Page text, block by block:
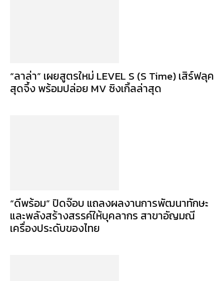
“ลาล่า” เผยสูตรใหม่ LEVEL S (S Time) เสิร์ฟลุค
สุดจึ้ง พร้อมปล่อย MV ซิงเกิ้ลล่าสุด
“ดีพร้อม” ปิดจ๊อบ แถลงผลงานการพัฒนาทักษะ
และพลังสร้างสรรค์ให้บุคลากร สาขาอัญมณี
เครื่องประดับของไทย